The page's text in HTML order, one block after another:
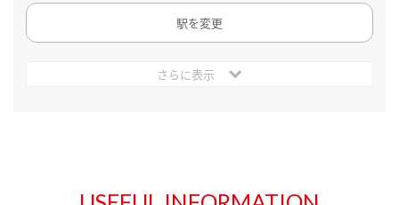
駅を変更
さらに表示